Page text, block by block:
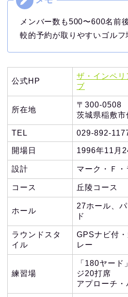
メンバー数も500〜600名前
較的予約が取りやすいゴルフ
公式HP
ザ・インペリ
ブ
所在地
〒300-0508
茨城県稲敷
TEL 029-892-
開場日 1996年11月
設計 マーク・Ｆ・
コース 丘陵コース
ホール
27ホール、
ド
ラウンドスタ
イル
GPSナビ付
レー
練習場
「180ヤー
ジ20打席
アプローチ